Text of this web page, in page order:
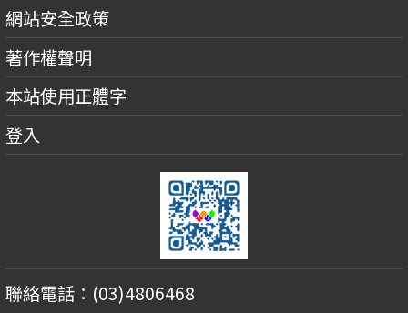
網站安全政策
著作權聲明
本站使用正體字
登入
聯絡電話：(03)4806468